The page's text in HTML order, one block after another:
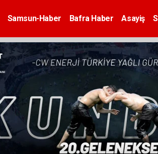
Samsun-Haber Bafra Haber Asayiş